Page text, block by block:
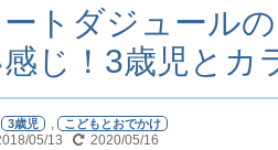
ートダジュール
じ！3歳児とカ
3歳児 , こどもとおでかけ
05/13 2020/05/16